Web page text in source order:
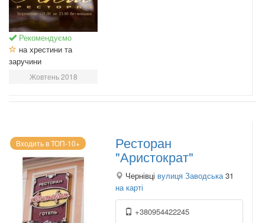
Рекомендуємо
на хрестини та
заручини
Жовтень 2018
Входить в ТОП-10+ Ресторан
"Аристократ"
Чернівці вулиця Заводська31
на карті
+380954422245